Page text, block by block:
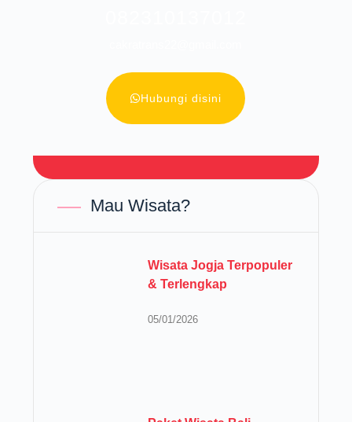
Hubungi disini
Mau Wisata?
Wisata Jogja Terpopuler
& Terlengkap
05/01/2026